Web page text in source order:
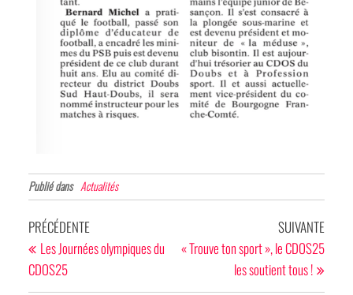
Publié dans Actualités
PRÉCÉDENTE
Les Journées olympiques du
CDOS25
SUIVANTE
« Trouve ton sport », le CDOS25
les soutient tous !